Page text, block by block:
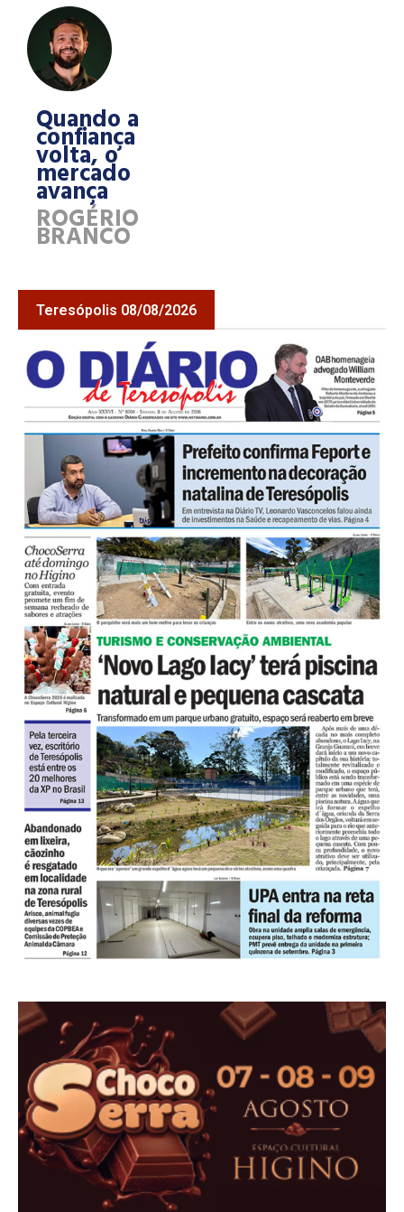
Quando a
confiança
volta, o
mercado
avança
ROGÉRIO
BRANCO
Teresópolis 08/08/2026